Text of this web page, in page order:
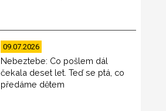
09.07.2026
Nebeztebe: Co pošlem dál
čekala deset let. Teď se ptá, co
předáme dětem